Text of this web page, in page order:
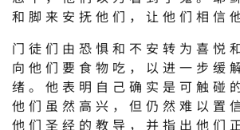
和脚来安抚他们，让他们相信
门徒们由恐惧和不安转为喜悦
向他们要食物吃，以进一步缓
绪。他表明自己确实是可触碰
他们虽然高兴，但仍然难以置
他们圣经的教导，并指出他们